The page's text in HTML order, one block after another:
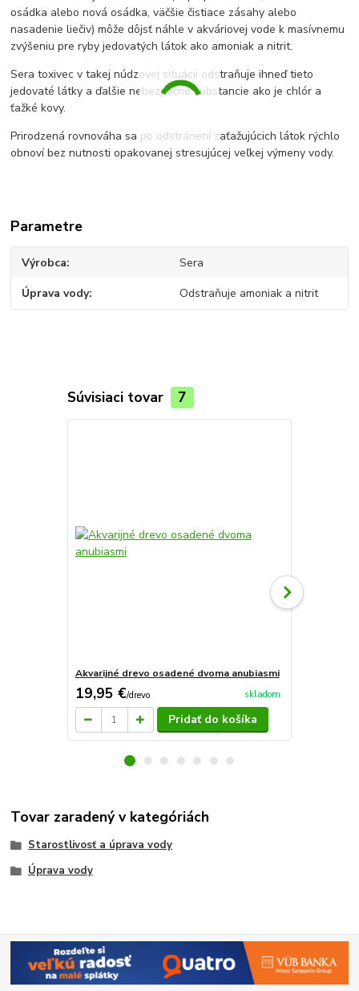
osádka alebo nová osádka, väčšie čistiace zásahy alebo
nasadenie liečiv) môže dôjsť náhle v akváriovej vode k masívnemu
zvýšeniu pre ryby jedovatých látok ako amoniak a nitrit.
Sera toxivec v takej núdzovej situácii odstraňuje ihneď tieto
jedovaté látky a ďalšie nebezpečné substancie ako je chlór a
ťažké kovy.
Prirodzená rovnováha sa po odstránení zaťažujúcich látok rýchlo
obnoví bez nutnosti opakovanej stresujúcej veľkej výmeny vody.
Parametre
Výrobca Sera
Úprava vody Odstraňuje amoniak a nitrit
Súvisiaci tovar 7
Akvarijné drevo osadené dvoma anubiasmi
19,95 €/drevo skladom
Pridať do košíka
Tovar zaradený v kategóriách
Starostlivosť a úprava vody
Úprava vody